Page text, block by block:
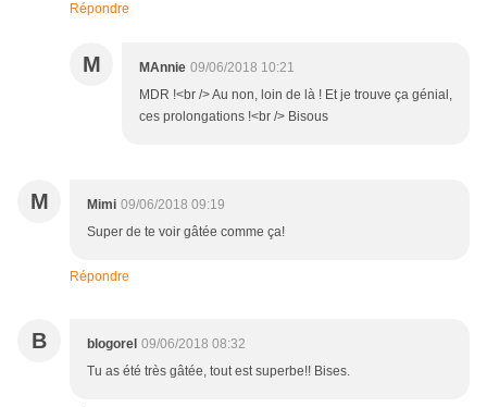
Répondre
M MAnnie 09/06/2018 10:21
MDR !<br /> Au non, loin de là ! Et je trouve ça génial,
ces prolongations !<br /> Bisous
M Mimi 09/06/2018 09:19
Super de te voir gâtée comme ça!
Répondre
B blogorel 09/06/2018 08:32
Tu as été très gâtée, tout est superbe!! Bises.